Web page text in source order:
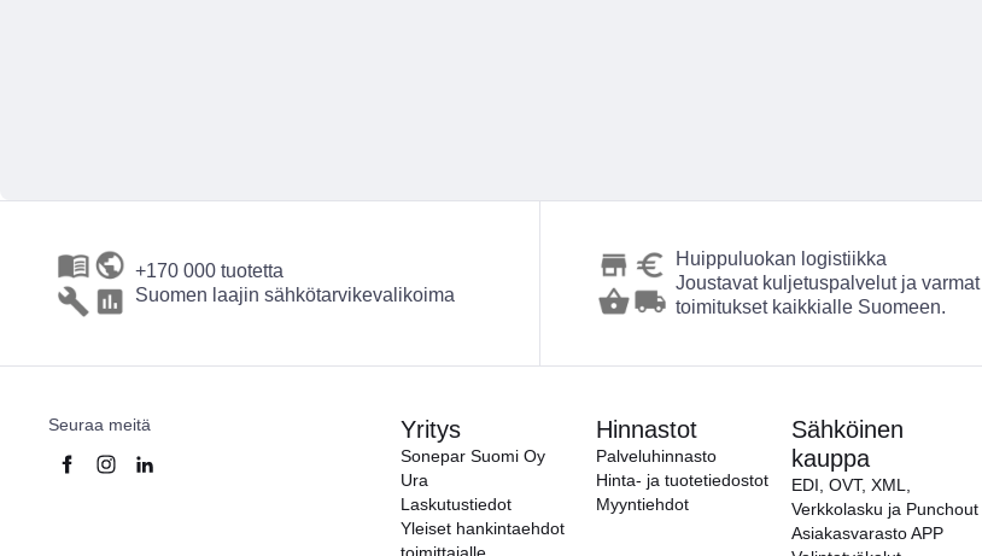
+170 000 tuotetta
Suomen laajin sähkötarvikevalikoima
Huippuluokan logistiikka
Joustavat kuljetuspalvelut ja varmat
toimitukset kaikkialle Suomeen.
Seuraa meitä Yritys
Sonepar Suomi Oy
Ura
Laskutustiedot
Yleiset hankintaehdot
Hinnastot
Palveluhinnasto
Hinta- ja tuotetiedostot
Myyntiehdot
Sähköinen
kauppa
EDI, OVT, XML,
Verkkolasku ja Punchout
Asiakasvarasto APP